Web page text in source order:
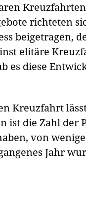
richteten
beigetragen,
elitäre
es diese
Kreuzfahrt
ist die Zahl der
von
Jahr